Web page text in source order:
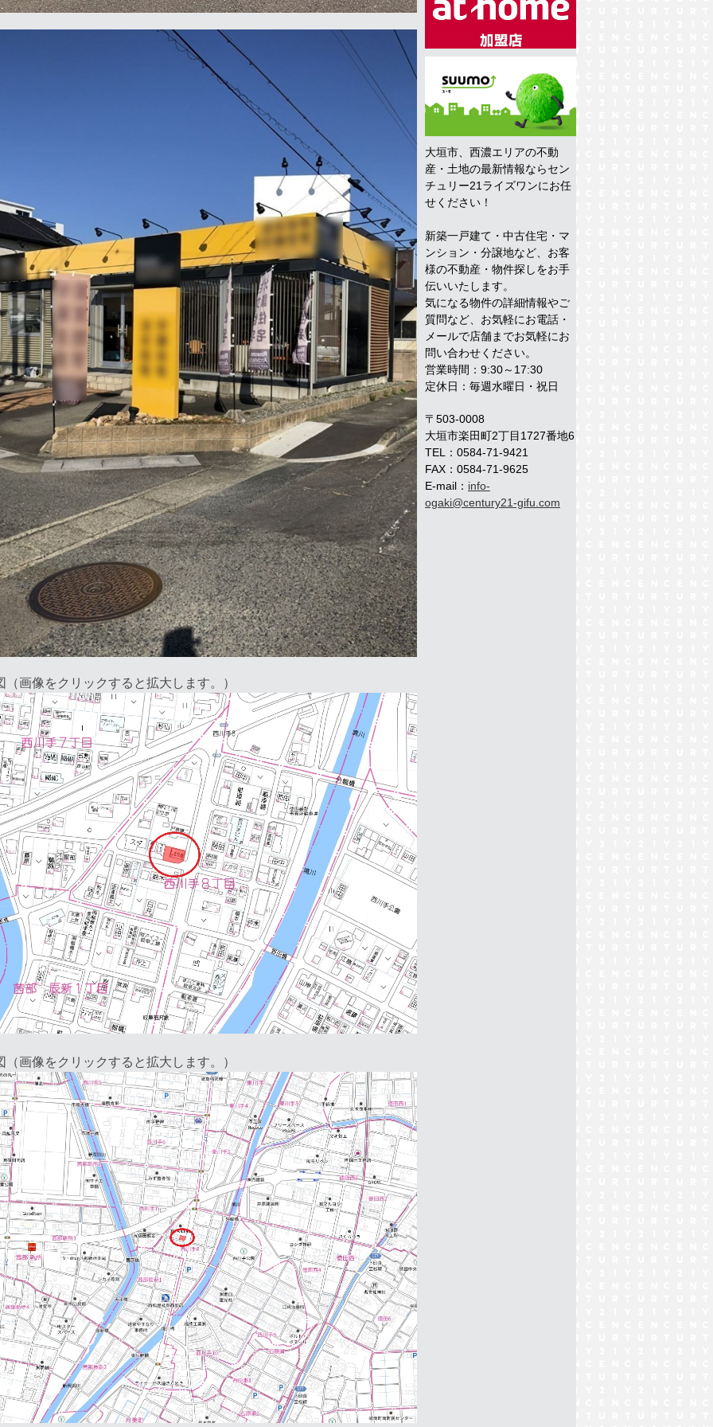
（画像をクリックすると拡大します。）
（画像をクリックすると拡大します。）
大垣市、西濃エリアの不動
産・土地の最新情報ならセン
チュリー21ライズワンにお任
せください！
新築一戸建て・中古住宅・マ
ンション・分譲地など、お客
様の不動産・物件探しをお手
伝いいたします。
気になる物件の詳細情報やご
質問など、お気軽にお電話・
メールで店舗までお気軽にお
問い合わせください。
営業時間：9:30～17:30
定休日：毎週水曜日・祝日
〒503-0008
大垣市楽田町2丁目1727番地6
TEL：0584-71-9421
FAX：0584-71-9625
E-mail： info-
ogaki@century21-gifu.com